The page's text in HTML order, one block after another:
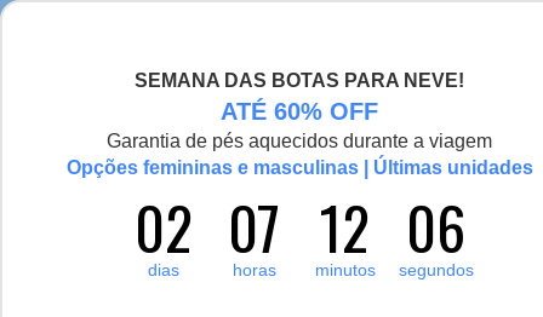
SEMANA DAS BOTAS PARA NEVE!
ATÉ 60% OFF
Garantia de pés aquecidos durante a viagem
Opções femininas e masculinas | Últimas unidades
02
dias 07
horas 12
minutos 05
segundos
Calçados Botas